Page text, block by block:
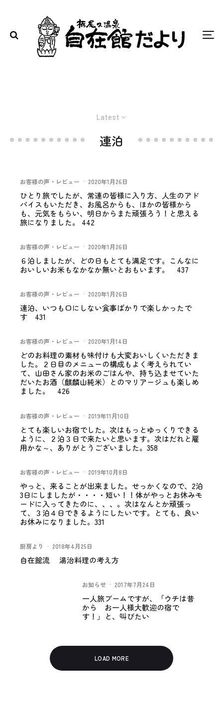
Latest
連泊
お客様の声・レビュー · 2020年1月26日
ひとり旅でしたが、常連の皆様に入り方、人生のアド
バイスもいただき、お風呂からも、ほかの皆様から
も、元気をもらい、明日からまた頑張ろう！と思える
旅になりました。 442
お客様の声・レビュー · 2020年1月26日
６泊しましたが、どの日もとても満足です。こんなに
おいしいお米もなかなか無いとおもいます。 437
お客様の声・レビュー · 2020年1月26日
連泊、いつも口にしない食事ばかりで楽しかったで
す 431
お客様の声・レビュー · 2020年1月14日
どのお料理の素材も味付けも大変おいしくいただきま
した。２日目のメニューの構成もよく考えられてい
て、山田さん家のお米のごはんや、持ち込ませていた
だいたお酒（麒麟山純米）とのマリアージュも楽しめ
ました。 426
お客様の声・レビュー · 2019年11月10日
とても楽しいお宿でした。次はもっとゆっくりできる
ように、２泊３日で来たいと思います。次はだれと雇
用かな～、ありがとうございました。358
お客様の声・レビュー · 2019年10月8日
やっと、来ることが出来ました。せっかくなので、2泊
3日にしましたが・・・・短い！！体がやっとお休みモ
ードに入ってきたのに、、、。次はなんとか頑張っ
て、３泊４日できるようにしたいです。とても、良い
お休みになりました。331
厨房より · 2018年4月25日
自在館流 湯治料理の考え方
お知らせ · 2017年7月24日
一人旅ブームですが、「ウチは昔
から お一人様大歓迎の宿で
す！」と、叫びたい
LOAD MORE